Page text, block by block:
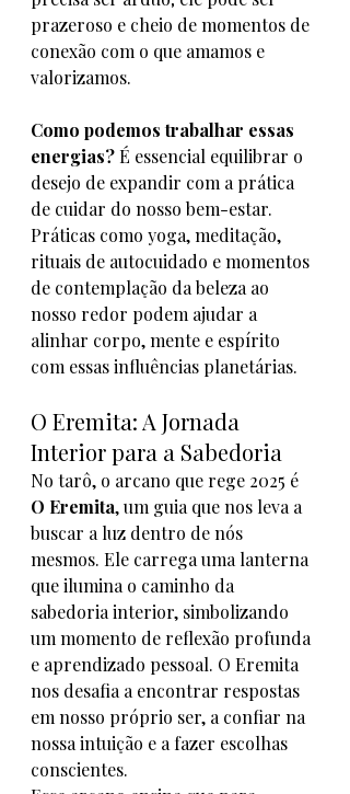
prazeroso e cheio de momentos de
conexão com o que amamos e
valorizamos.
Como podemos trabalhar essas
energias? É essencial equilibrar o
desejo de expandir com a prática
de cuidar do nosso bem-estar.
Práticas como yoga, meditação,
rituais de autocuidado e momentos
de contemplação da beleza ao
nosso redor podem ajudar a
alinhar corpo, mente e espírito
com essas influências planetárias.
O Eremita: A Jornada
Interior para a Sabedoria
No tarô, o arcano que rege 2025 é
O Eremita, um guia que nos leva a
buscar a luz dentro de nós
mesmos. Ele carrega uma lanterna
que ilumina o caminho da
sabedoria interior, simbolizando
um momento de reflexão profunda
e aprendizado pessoal. O Eremita
nos desafia a encontrar respostas
em nosso próprio ser, a confiar na
nossa intuição e a fazer escolhas
conscientes.